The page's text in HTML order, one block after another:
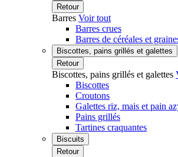
Retour
Barres Voir tout
Barres crues
Barres de céréales et
Biscottes, pains grillés et galettes
Retour
Biscottes, pains grillés et galettes
Biscottes
Croutons
Galettes riz, mais et pain
Pains grillés
Tartines craquantes
Biscuits
Retour